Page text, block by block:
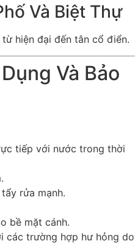
Và Biệt Thự
hiện đại đến tân cổ điển.
Và Bảo
tiếp với nước trong thời
rửa mạnh.
bề mặt cánh.
các trường hợp hư hỏng do